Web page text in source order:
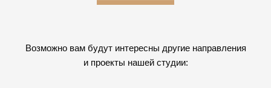
Возможно вам будут интересны другие направления
и проекты нашей студии: